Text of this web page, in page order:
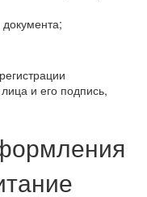
и его подпись,